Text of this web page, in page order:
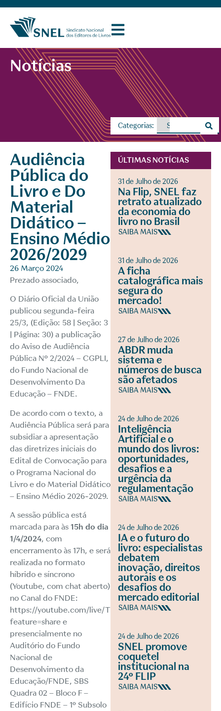
Notícias
Categorias:
Audiência
Pública do
Livro e Do
Material
Didático –
Ensino Médio
2026/2029
26 Março 2024
Prezado associado,
O Diário Oficial da União
publicou segunda-feira
25/3, (Edição: 58 | Seção: 3
| Página: 30) a publicação
do Aviso de Audiência
Pública Nº 2/2024 – CGPLI,
do Fundo Nacional de
Desenvolvimento Da
Educação – FNDE.
De acordo com o texto, a
Audiência Pública será para
subsidiar a apresentação
das diretrizes iniciais do
Edital de Convocação para
o Programa Nacional do
Livro e do Material Didático
– Ensino Médio 2026-2029.
A sessão pública está
marcada para às 15h do dia
1/4/2024, com
encerramento às 17h, e será
realizada no formato
híbrido e síncrono
(Youtube, com chat aberto)
no Canal do FNDE:
https://youtube.com/live/T8FNcYolN74?
feature=share e
presencialmente no
Auditório do Fundo
Nacional de
Desenvolvimento da
Educação/FNDE, SBS
Quadra 02 – Bloco F –
Edifício FNDE – 1º Subsolo
ÚLTIMAS NOTÍCIAS
31 de Julho de 2026
Na Flip, SNEL faz
retrato atualizado
da economia do
livro no Brasil
SAIBA MAIS
31 de Julho de 2026
A ficha
catalográfica mais
segura do
mercado!
SAIBA MAIS
27 de Julho de 2026
ABDR muda
sistema e
números de busca
são afetados
SAIBA MAIS
24 de Julho de 2026
Inteligência
Artificial e o
mundo dos livros:
oportunidades,
desafios e a
urgência da
regulamentação
SAIBA MAIS
24 de Julho de 2026
IA e o futuro do
livro: especialistas
debatem
inovação, direitos
autorais e os
desafios do
mercado editorial
SAIBA MAIS
24 de Julho de 2026
SNEL promove
coquetel
institucional na
24º FLIP
SAIBA MAIS